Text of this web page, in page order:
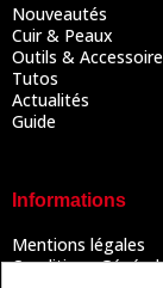
Nouveautés
Cuir & Peaux
Outils &
Tutos
Actualités
Guide
Informations
Mentions légales
Conditions